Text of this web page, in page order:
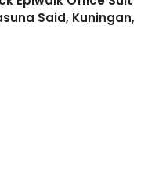
Said, Kuningan,